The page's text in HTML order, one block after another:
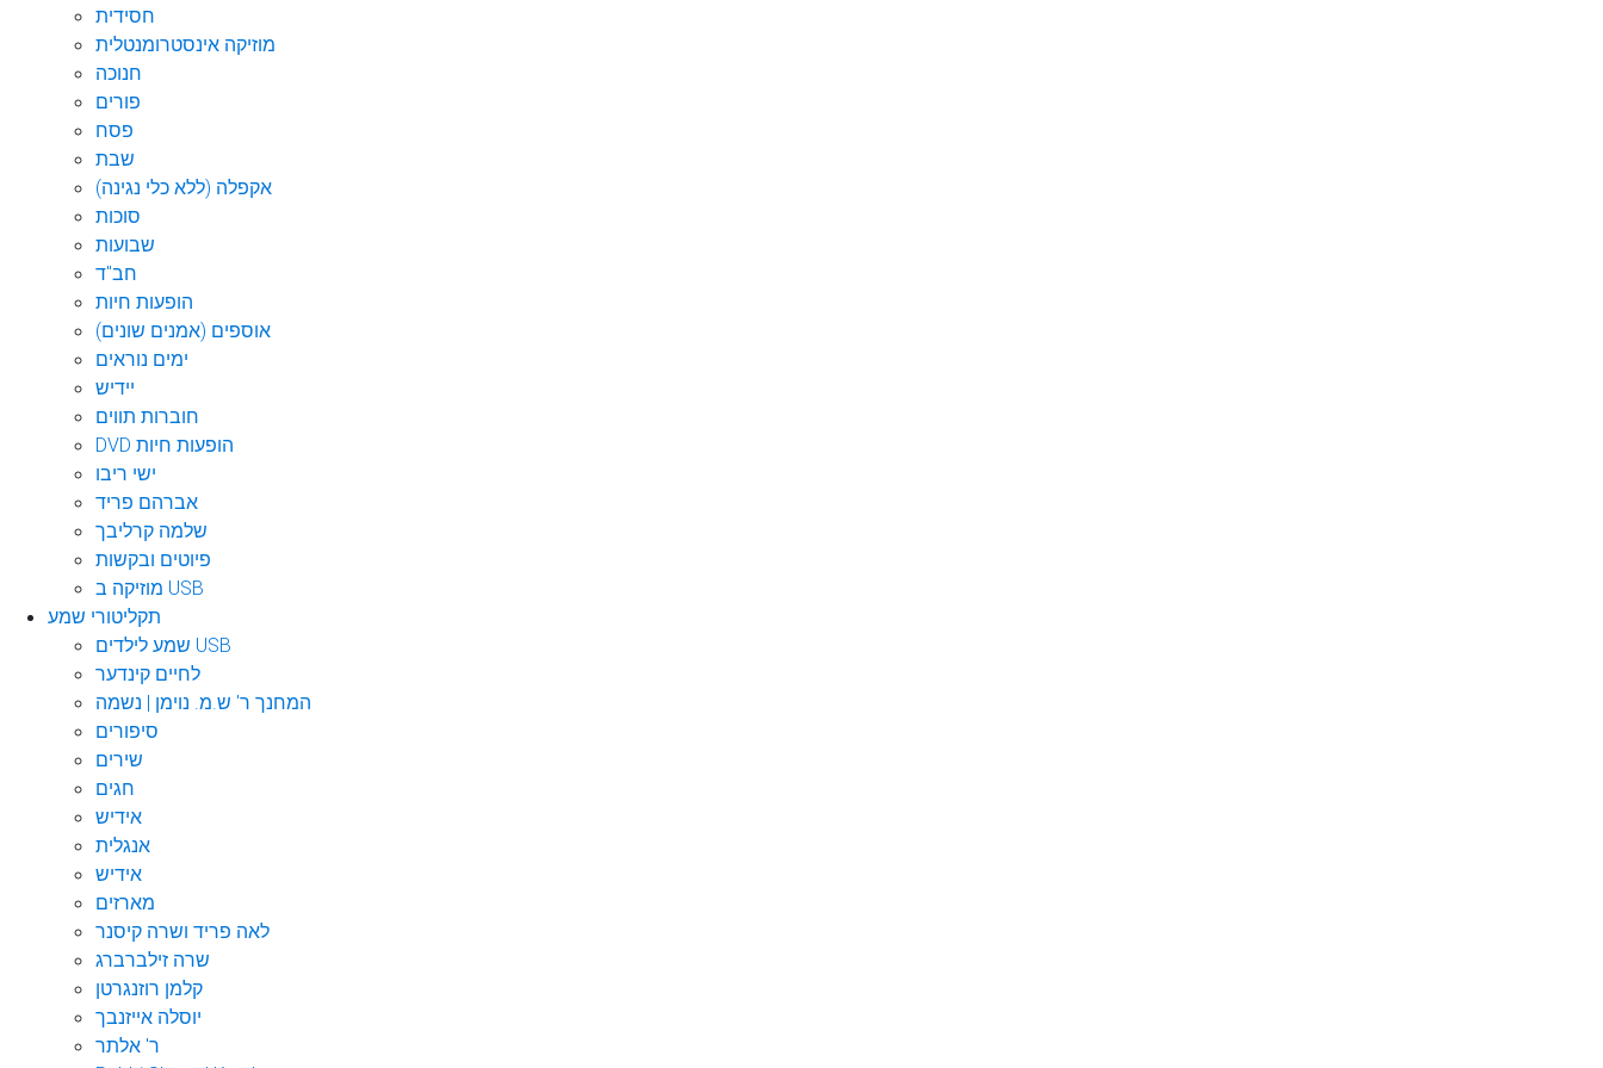
חסידית
מוזיקה אינסטרומנטלית
חנוכה
פורים
פסח
שבת
אקפלה (ללא כלי נגינה)
סוכות
שבועות
חב"ד
הופעות חיות
אוספים (אמנים שונים)
ימים נוראים
יידיש
חוברות תווים
DVD הופעות חיות
ישי ריבו
אברהם פריד
שלמה קרליבך
פיוטים ובקשות
מוזיקה ב USB
תקליטורי שמע
שמע לילדים USB
לחיים קינדער
המחנך ר' ש.מ. נוימן | נשמה
סיפורים
שירים
חגים
אידיש
אנגלית
אידיש
מארזים
לאה פריד ושרה קיסנר
שרה זילברברג
קלמן רוזנגרטן
יוסלה אייזנבך
ר' אלתר